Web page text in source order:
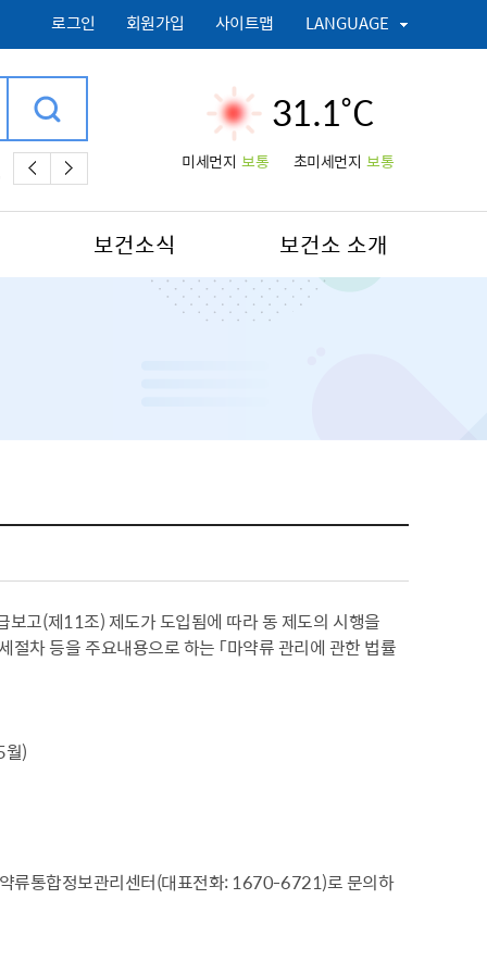
로그인 회원가입 사이트맵 LANGUAGE
모두휴 休 청소년야영장예약, 모두휴, 여권 수령장소, 토지거래허가,
31.1˚C
미세먼지 보통 초미세먼지 보통
보건소식 보건소 소개
보고(제11조) 제도가 도입됨에 따라 동 제도의 시행을
절차 등을 주요내용으로 하는 「마약류 관리에 관한 법률
월)
류통합정보관리센터(대표전화: 1670-6721)로 문의하